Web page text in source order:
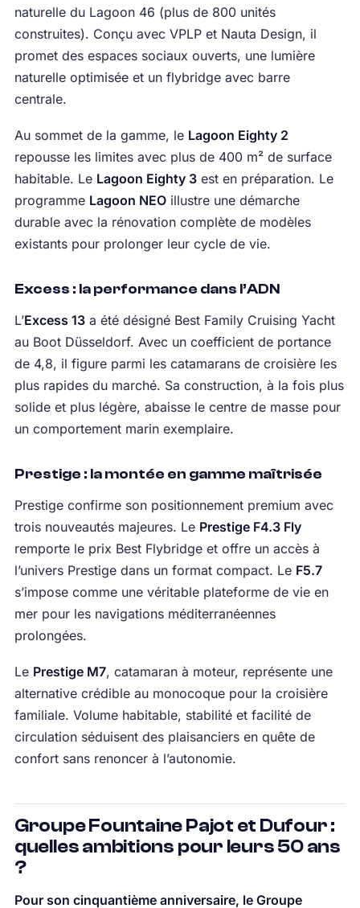
naturelle du Lagoon 46 (plus de 800 unités
construites). Conçu avec VPLP et Nauta Design, il
promet des espaces sociaux ouverts, une lumière
naturelle optimisée et un flybridge avec barre
centrale.
Au sommet de la gamme, le Lagoon Eighty 2
repousse les limites avec plus de 400 m² de surface
habitable. Le Lagoon Eighty 3est en préparation. Le
programme Lagoon NEOillustre une démarche
durable avec la rénovation complète de modèles
existants pour prolonger leur cycle de vie.
Excess : la performance dans l’ADN
L’Excess 13a été désigné Best Family Cruising Yacht
au Boot Düsseldorf. Avec un coefficient de portance
de 4,8, il figure parmi les catamarans de croisière les
plus rapides du marché. Sa construction, à la fois plus
solide et plus légère, abaisse le centre de masse pour
un comportement marin exemplaire.
Prestige : la montée en gamme maîtrisée
Prestige confirme son positionnement premium avec
trois nouveautés majeures. Le Prestige F4.3 Fly
remporte le prix Best Flybridge et offre un accès à
l’univers Prestige dans un format compact. Le F5.7
s’impose comme une véritable plateforme de vie en
mer pour les navigations méditerranéennes
prolongées.
Le Prestige M7, catamaran à moteur, représente une
alternative crédible au monocoque pour la croisière
familiale. Volume habitable, stabilité et facilité de
circulation séduisent des plaisanciers en quête de
confort sans renoncer à l’autonomie.
Groupe Fountaine Pajot et Dufour :
quelles ambitions pour leurs 50 ans
?
Pour son cinquantième anniversaire, le Groupe